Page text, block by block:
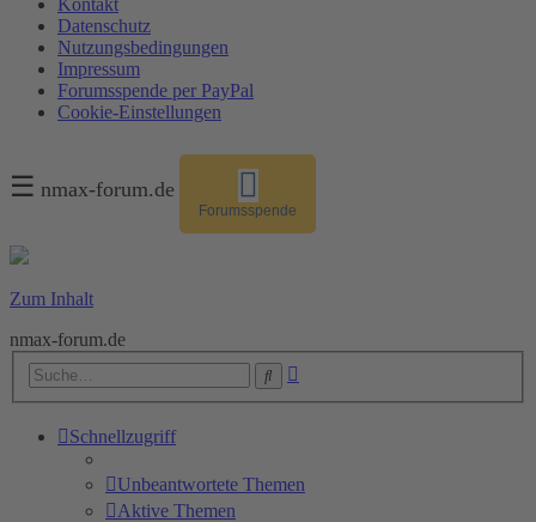
Kontakt
Datenschutz
Nutzungsbedingungen
Impressum
Forumsspende per PayPal
Cookie-Einstellungen
☰ nmax-forum.de
Forumsspende
Zum Inhalt
nmax-forum.de
Suche
Schnellzugriff
Unbeantwortete Themen
Aktive Themen